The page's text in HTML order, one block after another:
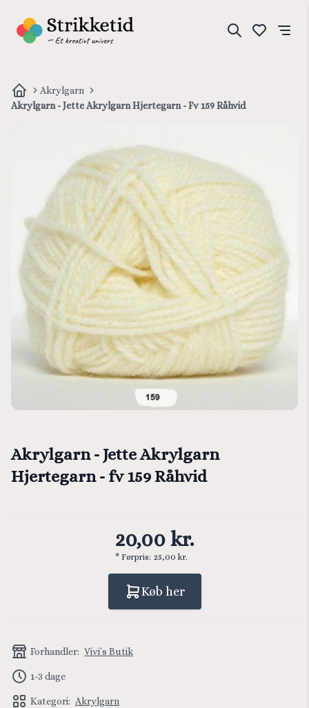
Akrylgarn
Akrylgarn - Jette Akrylgarn Hjertegarn - Fv 159 Råhvid
Akrylgarn - Jette Akrylgarn
Hjertegarn - fv 159 Råhvid
20,00 kr.
* Førpris: 25,00 kr.
Køb her
Forhandler: Vivi´s Butik
1-3 dage
Kategori: Akrylgarn